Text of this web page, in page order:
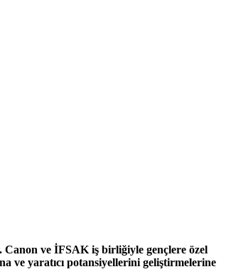
Canon ve İFSAK iş birliğiyle gençlere özel
ve yaratıcı potansiyellerini geliştirmelerine